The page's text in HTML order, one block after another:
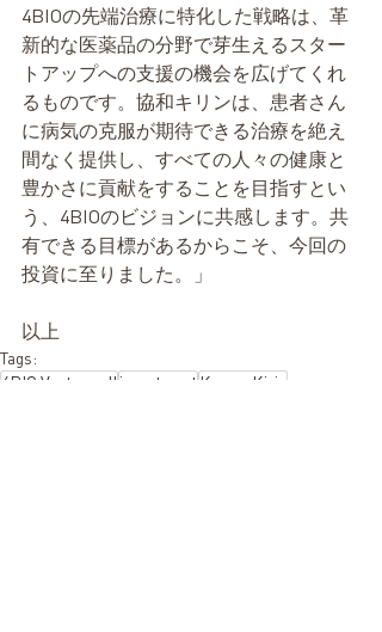
4BIOの先端治療に特化した戦略は、革
新的な医薬品の分野で芽生えるスター
トアップへの支援の機会を広げてくれ
るものです。協和キリンは、患者さん
に病気の克服が期待できる治療を絶え
間なく提供し、すべての人々の健康と
豊かさに貢献をすることを目指すとい
う、4BIOのビジョンに共感します。共
有できる目標があるからこそ、今回の
投資に至りました。」
以上
Tags:
4BIO Ventures II investment Kyowa Kirin